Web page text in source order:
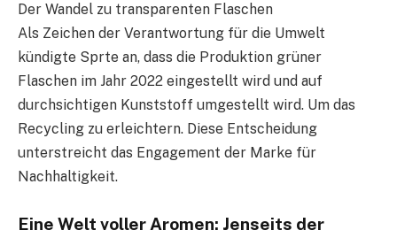
Der Wandel zu transparenten Flaschen
Als Zeichen der Verantwortung für die Umwelt
kündigte Sprte an, dass die Produktion grüner
Flaschen im Jahr 2022 eingestellt wird und auf
durchsichtigen Kunststoff umgestellt wird. Um das
Recycling zu erleichtern. Diese Entscheidung
unterstreicht das Engagement der Marke für
Nachhaltigkeit.
Eine Welt voller Aromen: Jenseits der